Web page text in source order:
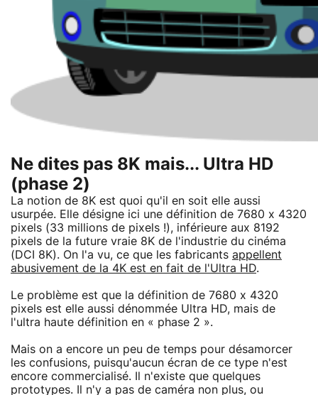
Ne dites pas 8K mais... Ultra HD
(phase 2)
La notion de 8K est quoi qu'il en soit elle aussi
usurpée. Elle désigne ici une définition de 7680 x 4320
pixels (33 millions de pixels !), inférieure aux 8192
pixels de la future vraie 8K de l'industrie du cinéma
(DCI 8K). On l'a vu, ce que les fabricants appellent
abusivement de la 4K est en fait de l'Ultra HD.
Le problème est que la définition de 7680 x 4320
pixels est elle aussi dénommée Ultra HD, mais de
l'ultra haute définition en « phase 2 ».
Mais on a encore un peu de temps pour désamorcer
les confusions, puisqu'aucun écran de ce type n'est
encore commercialisé. Il n'existe que quelques
prototypes. Il n'y a pas de caméra non plus, ou